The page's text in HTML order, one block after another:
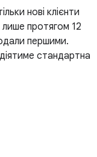
нові клієнти
протягом 12
першими.
стандартна